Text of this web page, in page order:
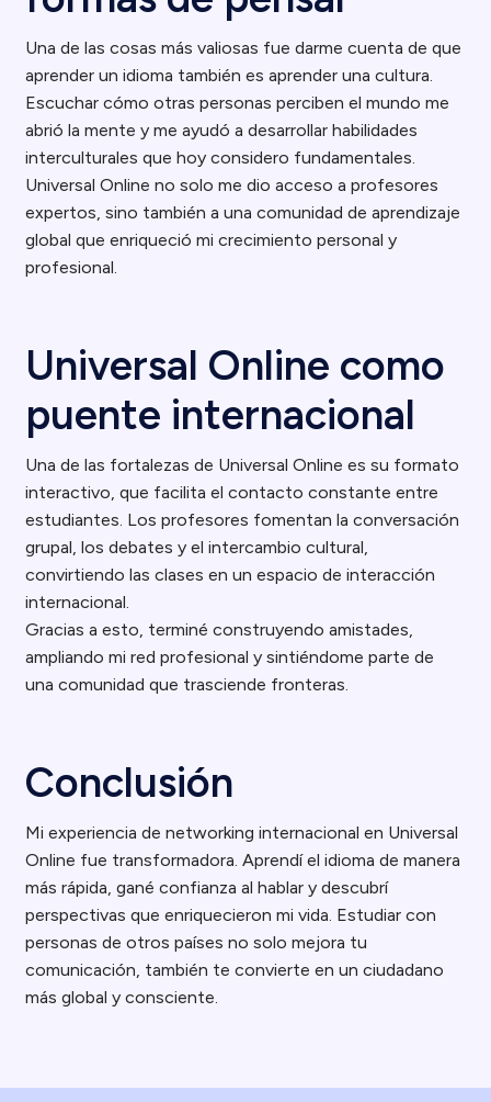
Una de las cosas más valiosas fue darme cuenta de que
aprender un idioma también es aprender una cultura.
Escuchar cómo otras personas perciben el mundo me
abrió la mente y me ayudó a desarrollar habilidades
interculturales que hoy considero fundamentales.
Universal Online no solo me dio acceso a profesores
expertos, sino también a una comunidad de aprendizaje
global que enriqueció mi crecimiento personal y
profesional.
Universal Online como
puente internacional
Una de las fortalezas de Universal Online es su formato
interactivo, que facilita el contacto constante entre
estudiantes. Los profesores fomentan la conversación
grupal, los debates y el intercambio cultural,
convirtiendo las clases en un espacio de interacción
internacional.
Gracias a esto, terminé construyendo amistades,
ampliando mi red profesional y sintiéndome parte de
una comunidad que trasciende fronteras.
Conclusión
Mi experiencia de networking internacional en Universal
Online fue transformadora. Aprendí el idioma de manera
más rápida, gané confianza al hablar y descubrí
perspectivas que enriquecieron mi vida. Estudiar con
personas de otros países no solo mejora tu
comunicación, también te convierte en un ciudadano
más global y consciente.